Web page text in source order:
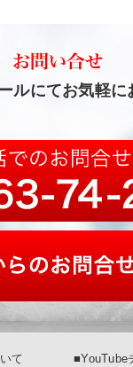
ルにてお気軽
て
■YouTube